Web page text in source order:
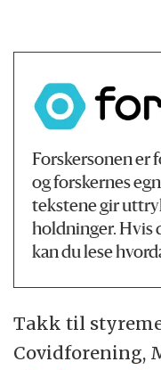
Forskersonen er
og forskernes
tekstene gir
holdninger. Hvis
kan du lese
Takk til
Covidforening,